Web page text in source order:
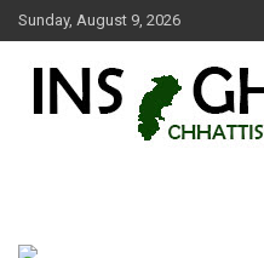
Skip
to
Sunday, August 9, 2026